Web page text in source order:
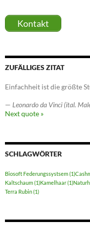
Kontakt
ZUFÄLLIGES ZITAT
Einfachheit ist die größte
— Leonardo da Vinci (ital.
Next quote »
SCHLAGWÖRTER
Biosoft Federungssystsem(1)
Kaltschaum(1)Kamelhaar(1)
Terra Rubin(1)